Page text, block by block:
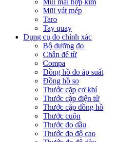
Mũi mài hợp kim
Mũi vát mép
Taro
Tay quay
Dụng cụ đo chính xác
Bộ dưỡng đo
Chân đế từ
Compa
Đồng hồ đo áp suất
Đồng hồ so
Thước cặp cơ khí
Thước cặp điện tử
Thước cặp đồng hồ
Thước cuộn
Thước đo dầu
Thước đo độ cao